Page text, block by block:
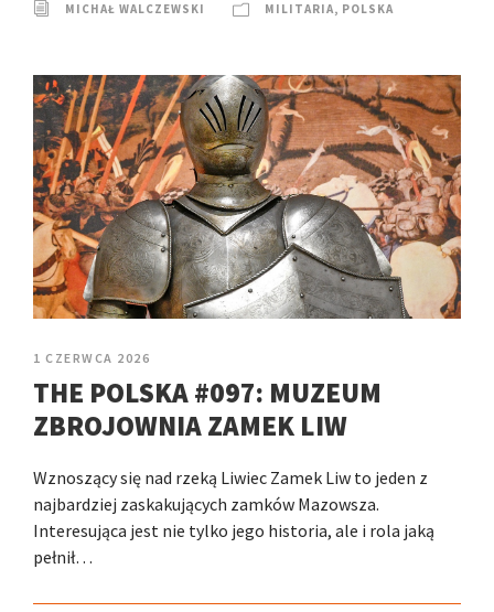
MICHAŁ WALCZEWSKI MILITARIA, POLSKA
1 CZERWCA 2026
THE POLSKA #097: MUZEUM
ZBROJOWNIA ZAMEK LIW
Wznoszący się nad rzeką Liwiec Zamek Liw to jeden z
najbardziej zaskakujących zamków Mazowsza.
Interesująca jest nie tylko jego historia, ale i rola jaką
pełnił…